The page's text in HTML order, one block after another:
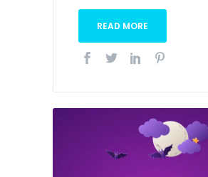
READ MORE